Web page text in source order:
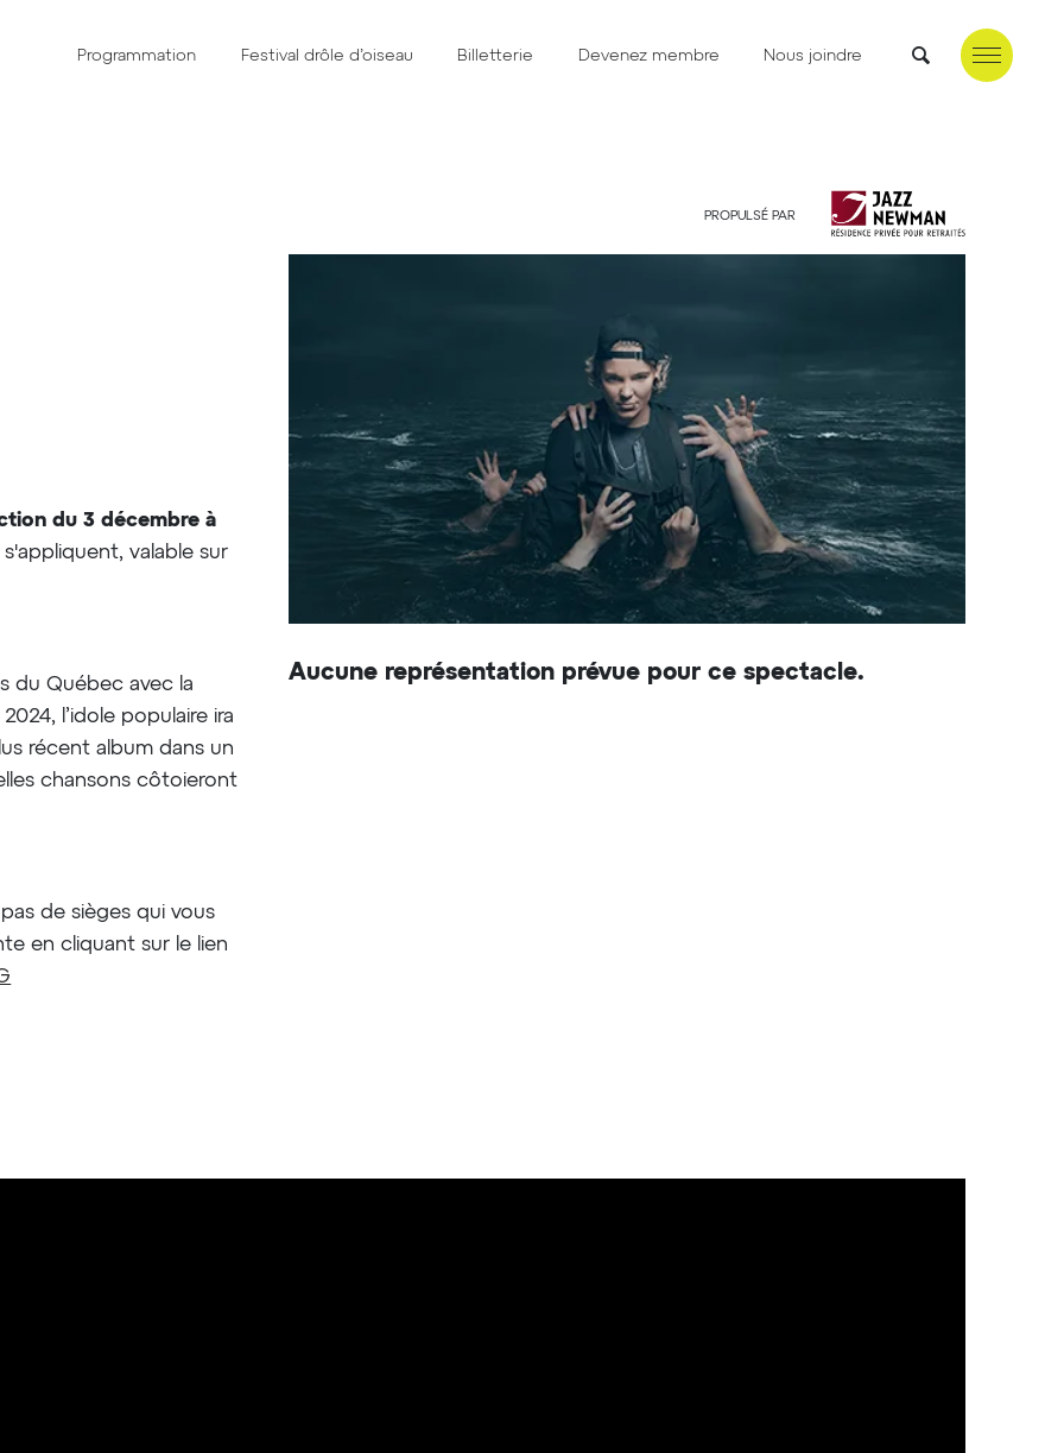
Programmation Festival drôle d’oiseau Billetterie Devenez membre Nous joindre
PROPULSÉ PAR
du 3 décembre à
valable sur
du Québec avec la
l’idole populaire ira
récent album dans un
chansons côtoieront
de sièges qui vous
en cliquant sur le lien
Aucune représentation prévue pour ce spectacle.